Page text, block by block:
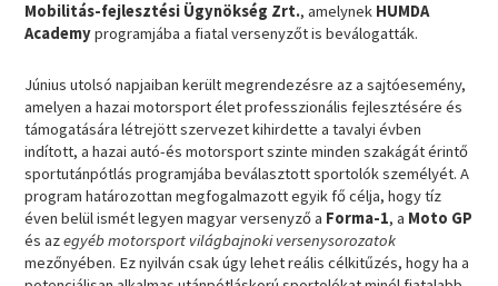
Mobilitás-fejlesztési Ügynökség Zrt., amelynek HUMDA
Academyprogramjába a fiatal versenyzőt is beválogatták.
Június utolsó napjaiban került megrendezésre az a sajtóesemény,
amelyen a hazai motorsport élet professzionális fejlesztésére és
támogatására létrejött szervezet kihirdette a tavalyi évben
indított, a hazai autó-és motorsport szinte minden szakágát érintő
sportutánpótlás programjába beválasztott sportolók személyét. A
program határozottan megfogalmazott egyik fő célja, hogy tíz
éven belül ismét legyen magyar versenyző a Forma-1, a Moto GP
és azegyéb motorsport világbajnoki versenysorozatok
mezőnyében. Ez nyilván csak úgy lehet reális célkitűzés, hogy ha a